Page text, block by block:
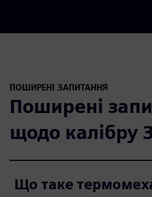
ПОШИРЕНІ ЗАПИТАННЯ
Поширені
щодо калібру
Що таке